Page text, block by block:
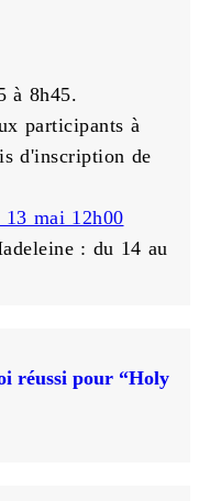
à 8h45.
participants à
d'inscription de
mai 12h00
: du 14 au
réussi pour “Holy